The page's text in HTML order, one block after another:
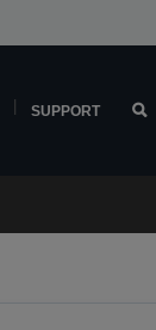
SUPPORT